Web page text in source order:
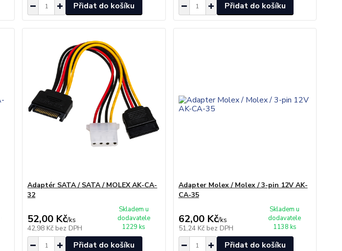
Přidat do košíku Přidat do košíku
Adaptér SATA / SATA / MOLEX AK-CA-
32
52,00 Kč/ks
42,98 Kč bez DPH
Skladem u
dodavatele
1229 ks
Přidat do košíku
Adapter Molex / Molex / 3-pin 12V AK-
CA-35
62,00 Kč/ks
51,24 Kč bez DPH
Skladem u
dodavatele
1138 ks
Přidat do košíku